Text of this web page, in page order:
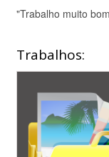
"Trabalho muito
Trabalhos: